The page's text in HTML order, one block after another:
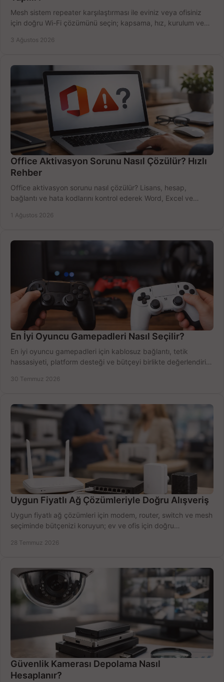
Mesh sistem repeater karşılaştırması ile eviniz veya ofisiniz
için doğru Wi-Fi çözümünü seçin; kapsama, hız, kurulum ve
3 Ağustos 2026
Office Aktivasyon Sorunu Nasıl Çözülür? Hızlı
Rehber
Office aktivasyon sorunu nasıl çözülür? Lisans, hesap,
bağlantı ve hata kodlarını kontrol ederek Word, Excel ve
1 Ağustos 2026
En İyi Oyuncu Gamepadleri Nasıl Seçilir?
En iyi oyuncu gamepadleri için kablosuz bağlantı, tetik
hassasiyeti, platform desteği ve bütçeyi birlikte değerlendirin;
30 Temmuz 2026
Uygun Fiyatlı Ağ Çözümleriyle Doğru Alışveriş
Uygun fiyatlı ağ çözümleri için modem, router, switch ve mesh
seçiminde bütçenizi koruyun; ev ve ofis için doğru
28 Temmuz 2026
Güvenlik Kamerası Depolama Nasıl
Hesaplanır?